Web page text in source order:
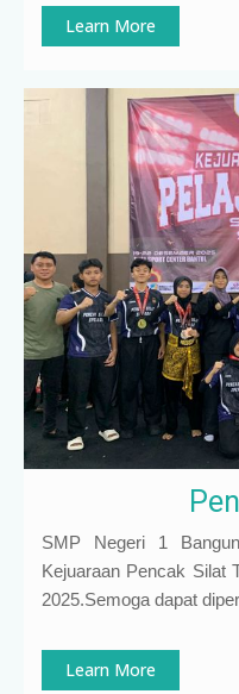
Learn More
SMP Negeri 1
Kejuaraan Pencak Silat
2025.Semoga dapat
Learn More